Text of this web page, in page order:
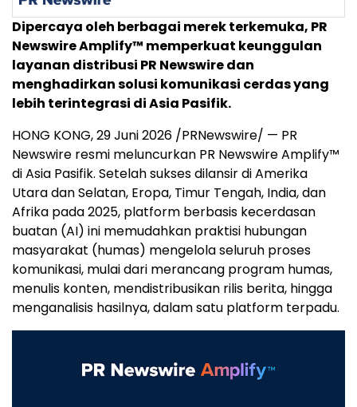
Dipercaya oleh berbagai merek terkemuka, PR
Newswire Amplify™ memperkuat keunggulan
layanan distribusi PR Newswire dan
menghadirkan solusi komunikasi cerdas yang
lebih terintegrasi di Asia Pasifik.
HONG KONG, 29 Juni 2026 /PRNewswire/ — PR
Newswire resmi meluncurkan PR Newswire Amplify™
di Asia Pasifik. Setelah sukses dilansir di Amerika
Utara dan Selatan, Eropa, Timur Tengah, India, dan
Afrika pada 2025, platform berbasis kecerdasan
buatan (AI) ini memudahkan praktisi hubungan
masyarakat (humas) mengelola seluruh proses
komunikasi, mulai dari merancang program humas,
menulis konten, mendistribusikan rilis berita, hingga
menganalisis hasilnya, dalam satu platform terpadu.